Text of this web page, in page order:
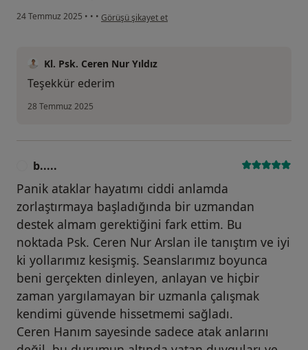
24 Temmuz 2025 • • • kullanıcının görüşüne göre c.....
Görüşü şikayet et
Kl. Psk. Ceren Nur Yıldız
Teşekkür ederim
28 Temmuz 2025
b.....
Panik ataklar hayatımı ciddi anlamda
zorlaştırmaya başladığında bir uzmandan
destek almam gerektiğini fark ettim. Bu
noktada Psk. Ceren Nur Arslan ile tanıştım ve iyi
ki yollarımız kesişmiş. Seanslarımız boyunca
beni gerçekten dinleyen, anlayan ve hiçbir
zaman yargılamayan bir uzmanla çalışmak
kendimi güvende hissetmemi sağladı.
Ceren Hanım sayesinde sadece atak anlarını